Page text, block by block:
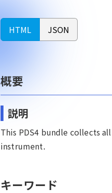
HTML JSON
概要
説明
This PDS4 bundle collects
instrument.
キーワード